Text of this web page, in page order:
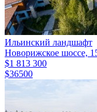
Ильинский ландшафт
Новорижское шоссе,
$1 813 300
$36500